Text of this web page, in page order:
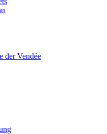
der Vendée